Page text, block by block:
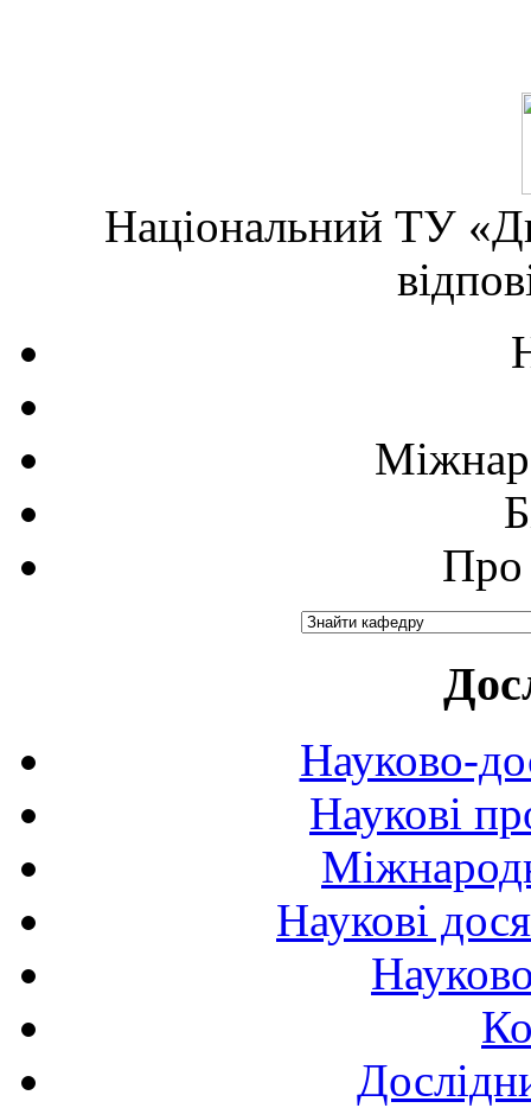
Національний ТУ
Про
Науково-
Наукові
Наукові